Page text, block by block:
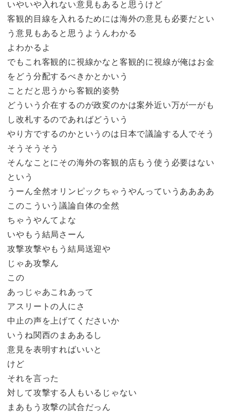
いやいや入れない意見もあると思うけど
客観的目線を入れるためには海外の意見も必要だとい
う意見もあると思うようんわかる
よわかるよ
でもこれ客観的に視線かなと客観的に視線が俺はお金
をどう分配するべきかとかいう
ことだと思うから客観的姿勢
どういう介在するのが政変のかは案外近い万が一がも
し改札するのであればどういう
やり方でするのかというのは日本で議論する人でそう
そうそうそう
そんなことにその海外の客観的店もう使う必要はない
という
うーん全然オリンピックちゃうやんっていうああああ
このこういう議論自体の全然
ちゃうやんてよな
いやもう結局さーん
攻撃攻撃やもう結局送迎や
じゃあ攻撃ん
この
あっじゃあこれあって
アスリートの人にさ
中止の声を上げてくださいか
いうね関西のまああるし
意見を表明すればいいと
けど
それを言った
対して攻撃する人もいるじゃない
まあもう攻撃の試合だっん